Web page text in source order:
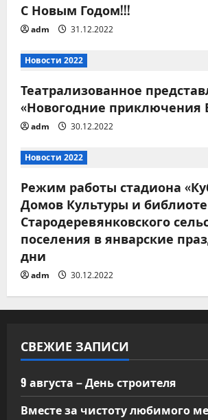
п
о
з
а
п
и
с
я
м
С Новым Годом!!!
adm 31.12.2022
Новости 2022
Театрализованное
«Новогодние приключения
adm 30.12.2022
Новости 2022
Режим работы стадиона
Домов Культуры и
Стародеревянковского
поселения в январские
дни
adm 30.12.2022
СВЕЖИЕ ЗАПИСИ
9 августа – День строителя
Вместе за чистоту любимого